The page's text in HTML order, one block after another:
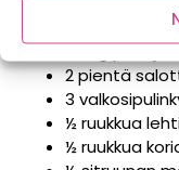
2,5 dl
200 g
2 pientä
3
½ ruukkua
½ ruukkua